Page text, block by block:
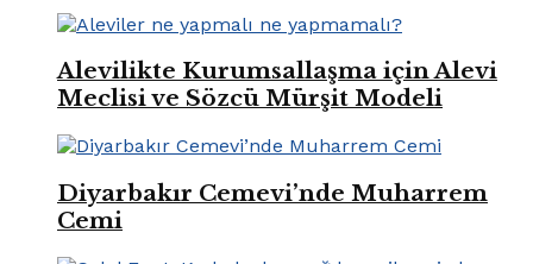
Alevilikte Kurumsallaşma için Alevi
Meclisi ve Sözcü Mürşit Modeli
Diyarbakır Cemevi’nde Muharrem
Cemi